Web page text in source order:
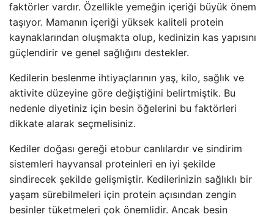
faktörler vardır. Özellikle yemeğin içeriği büyük önem
taşıyor. Mamanın içeriği yüksek kaliteli protein
kaynaklarından oluşmakta olup, kedinizin kas yapısını
güçlendirir ve genel sağlığını destekler.
Kedilerin beslenme ihtiyaçlarının yaş, kilo, sağlık ve
aktivite düzeyine göre değiştiğini belirtmiştik. Bu
nedenle diyetiniz için besin öğelerini bu faktörleri
dikkate alarak seçmelisiniz.
Kediler doğası gereği etobur canlılardır ve sindirim
sistemleri hayvansal proteinleri en iyi şekilde
sindirecek şekilde gelişmiştir. Kedilerinizin sağlıklı bir
yaşam sürebilmeleri için protein açısından zengin
besinler tüketmeleri çok önemlidir. Ancak besin